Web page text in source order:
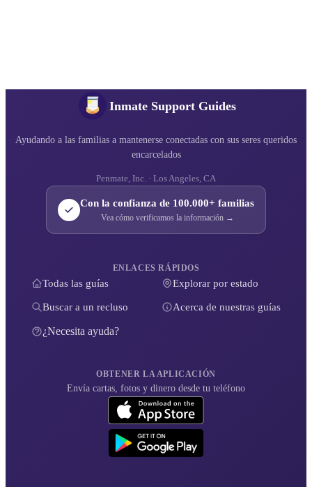
Inmate Support Guides
Ayudando a las familias a mantenerse conectadas con sus seres queridos
encarcelados
Penmate, Inc. · Los Angeles, CA
Con la confianza de 100.000+ familias
Vea cómo verificamos la información →
ENLACES RÁPIDOS
Todas las guías Explorar por estado
Buscar a un recluso Acerca de nuestras guías
¿Necesita ayuda?
OBTENER LA APLICACIÓN
Envía cartas, fotos y dinero desde tu teléfono